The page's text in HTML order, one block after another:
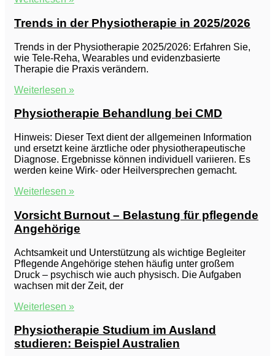
Trends in der Physiotherapie in 2025/2026
Trends in der Physiotherapie 2025/2026: Erfahren Sie,
wie Tele-Reha, Wearables und evidenzbasierte
Therapie die Praxis verändern.
Weiterlesen »
Physiotherapie Behandlung bei CMD
Hinweis: Dieser Text dient der allgemeinen Information
und ersetzt keine ärztliche oder physiotherapeutische
Diagnose. Ergebnisse können individuell variieren. Es
werden keine Wirk- oder Heilversprechen gemacht.
Weiterlesen »
Vorsicht Burnout – Belastung für pflegende
Angehörige
Achtsamkeit und Unterstützung als wichtige Begleiter
Pflegende Angehörige stehen häufig unter großem
Druck – psychisch wie auch physisch. Die Aufgaben
wachsen mit der Zeit, der
Weiterlesen »
Physiotherapie Studium im Ausland
studieren: Beispiel Australien